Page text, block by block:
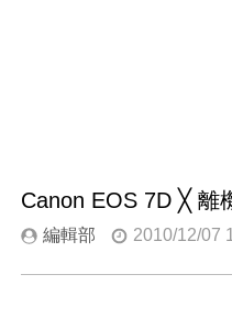
Canon EOS 7D ╳
編輯部 2010/12/07